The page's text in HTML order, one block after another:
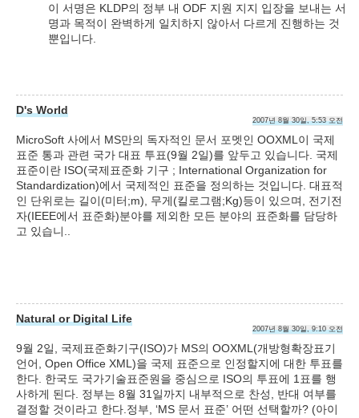
이 서명은 KLDP의 정부 내 ODF 지원 지지 입장을 보내는 서
명과 목적이 완벽하게 일치하지 않아서 다르게 진행하는 것
뿐입니다.
D's World
2007년 8월 30일, 5:53 오전
MicroSoft 사에서 MS만의 독자적인 문서 포멧인 OOXML이 국제
표준 통과 관련 국가 대표 투표(9월 2일)를 앞두고 있습니다. 국제
표준이란 ISO(국제표준화 기구 ; International Organization for
Standardization)에서 국제적인 표준을 정의하는 것입니다. 대표적
인 단위로는 길이(미터;m), 무게(킬로그램;Kg)등이 있으며, 전기전
자(IEEE에서 표준화)분야를 제외한 모든 분야의 표준화를 담당하
고 있습니..
Natural or Digital Life
2007년 8월 30일, 9:10 오전
9월 2일, 국제표준화기구(ISO)가 MS의 OOXML(개방형확장표기
언어, Open Office XML)을 국제 표준으로 인정할지에 대한 투표를
한다. 한국도 국가기술표준원을 중심으로 ISO의 투표에 1표를 행
사하게 된다. 정부는 8월 31일까지 내부적으로 찬성, 반대 여부를
결정할 것이라고 한다.정부, ‘MS 문서 표준’ 어떤 선택할까? (아이